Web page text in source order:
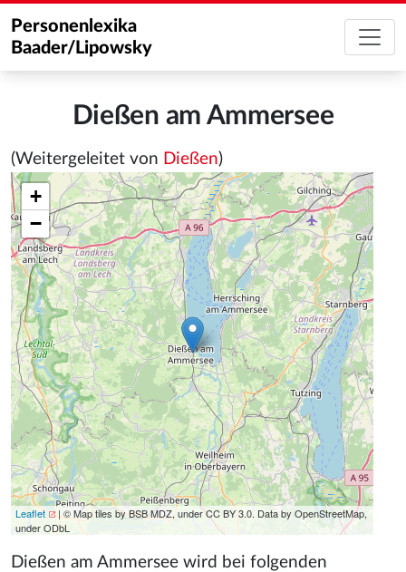
Personenlexika
Baader/Lipowsky
Dießen am Ammersee
(Weitergeleitet von Dießen)
+
−
Leaflet
| © Map tiles by BSB MDZ, under CC BY 3.0. Data by OpenStreetMap,
under ODbL
Dießen am Ammersee wird bei folgenden